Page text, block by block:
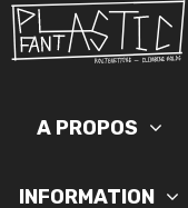
A PROPOS
INFORMATION